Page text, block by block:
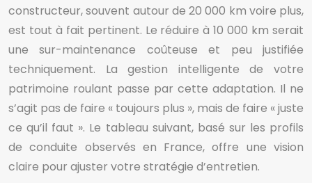
constructeur, souvent autour de 20 000 km voire plus,
est tout à fait pertinent. Le réduire à 10 000 km serait
une sur-maintenance coûteuse et peu justifiée
techniquement. La gestion intelligente de votre
patrimoine roulant passe par cette adaptation. Il ne
s’agit pas de faire « toujours plus », mais de faire « juste
ce qu’il faut ». Le tableau suivant, basé sur les profils
de conduite observés en France, offre une vision
claire pour ajuster votre stratégie d’entretien.